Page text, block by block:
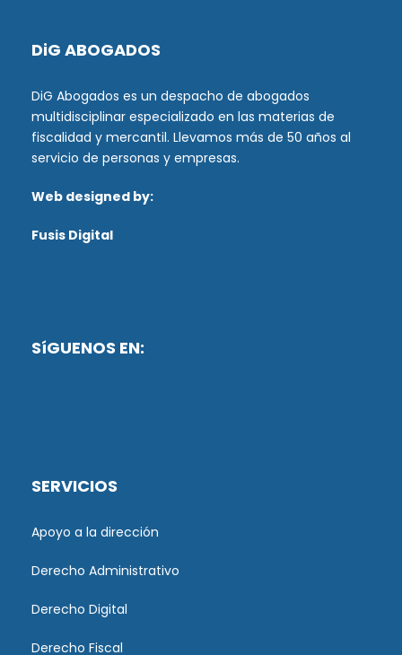
DiG ABOGADOS
DiG Abogados es un despacho de abogados
multidisciplinar especializado en las materias de
fiscalidad y mercantil. Llevamos más de 50 años al
servicio de personas y empresas.
Web designed by:
Fusis Digital
SíGUENOS EN:
SERVICIOS
Apoyo a la dirección
Derecho Administrativo
Derecho Digital
Derecho Fiscal